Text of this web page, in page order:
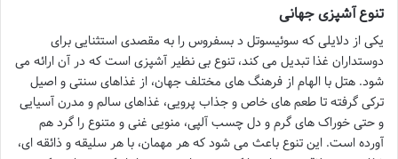
تنوع آشپزی جهانی
یکی از دلایلی که سوئیسوتل د بسفروس را به مقصدی استثنایی برای
دوستداران غذا تبدیل می کند، تنوع بی نظیر آشپزی است که در آن ارائه می
شود. هتل با الهام از فرهنگ های مختلف جهان، از غذاهای سنتی و اصیل
ترکی گرفته تا طعم های خاص و جذاب پرویی، غذاهای سالم و مدرن آسیایی
و حتی خوراک های گرم و دل چسب آلپی، منویی غنی و متنوع را گرد هم
آورده است. این تنوع باعث می شود که هر مهمان، با هر سلیقه و ذائقه ای،